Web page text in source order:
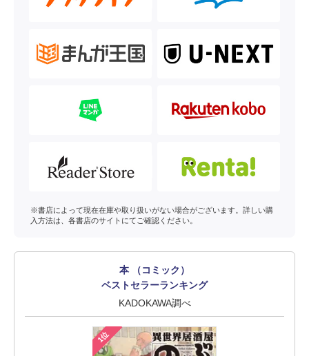
※書店によって現在在庫や取り扱いがない場合がございます。詳しい購
入方法は、各書店のサイトにてご確認ください。
本 （コミック）
ベストセラーランキング
KADOKAWA調べ
1位